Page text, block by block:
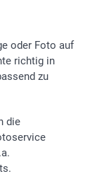
oder Foto auf
richtig in
zu
die